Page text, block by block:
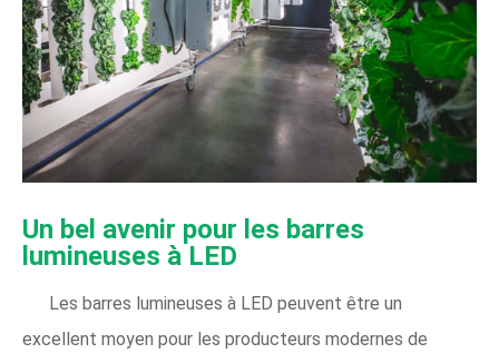
Un bel avenir pour les barres
lumineuses à LED
Les barres lumineuses à LED peuvent être un
excellent moyen pour les producteurs modernes de